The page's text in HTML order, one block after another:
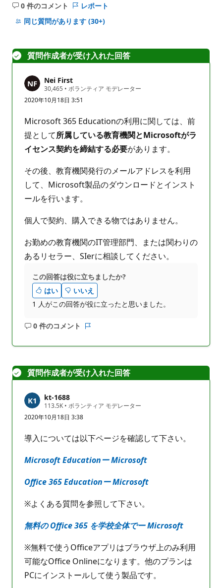
0 件のコメント
コ
メ
は
あ
ま
せ
ん
レポート
同じ質問があります (30+)
質問作成者が受け入れた回答
Nei First
30,465 評
価
の
イ
ン
ト
• ボランティア モデレーター
2020年10月18日 3:51
Microsoft 365 Educationの利用に関しては、前
提として所属している教育機関とMicrosoftがラ
イセンス契約を締結する必要があります。
その後、教育機関発行のメールアドレスを利用
して、Microsoft製品のダウンロードとインスト
ールを行います。
個人で契約、購入できる物ではありません。
お勤めの教育機関のIT管理部門、または関わりの
あるリセラー、SIerに相談してください。
この回答は役に立ちましたか?
はい
いいえ
1 人がこの回答が役に立ったと思いました。
0 件のコメント
コ
は
あ
り
ま
せ
質問作成者が受け入れた回答
kt-1688
113.5K 評
価
の
イ
ン
• ボランティア モデレーター
2020年10月18日 3:38
導入については以下ページを確認して下さい。
Microsoft Educationー Microsoft
Office 365 Educationー Microsoft
※よくある質問を参照して下さい。
無料の Office 365 を学校全体でー Microsoft
※無料で使うOfficeアプリはブラウザ上のみ利用
可能なOffice Onlineになります。他のプランは
PCにインストールして使う製品です。